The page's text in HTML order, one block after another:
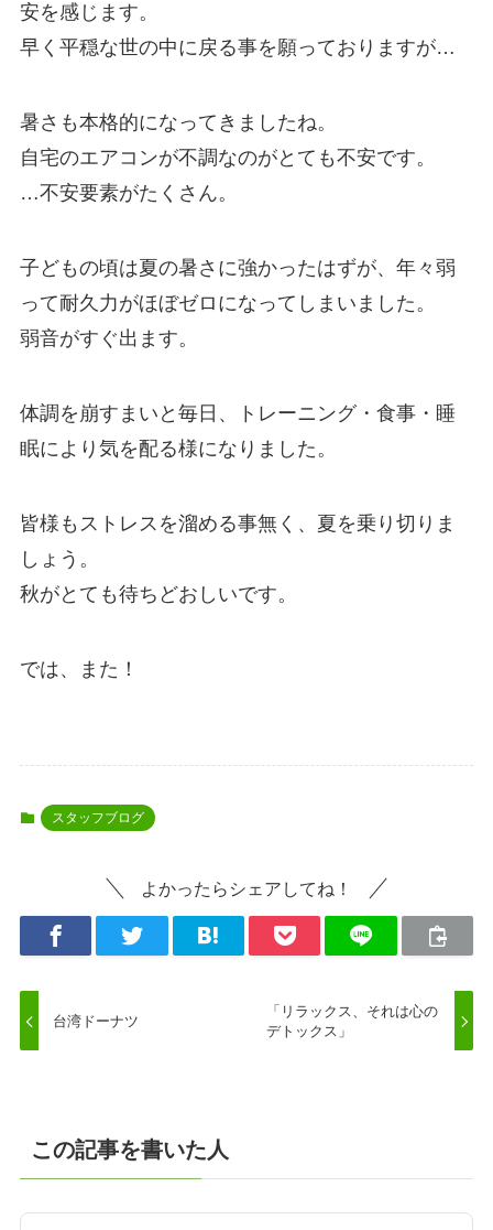
安を感じます。
早く平穏な世の中に戻る事を願っておりますが…
暑さも本格的になってきましたね。
自宅のエアコンが不調なのがとても不安です。
…不安要素がたくさん。
子どもの頃は夏の暑さに強かったはずが、年々弱
って耐久力がほぼゼロになってしまいました。
弱音がすぐ出ます。
体調を崩すまいと毎日、トレーニング・食事・睡
眠により気を配る様になりました。
皆様もストレスを溜める事無く、夏を乗り切りま
しょう。
秋がとても待ちどおしいです。
では、また！
スタッフブログ
よかったらシェアしてね！
台湾ドーナツ
「リラックス、それは心の
デトックス」
この記事を書いた人